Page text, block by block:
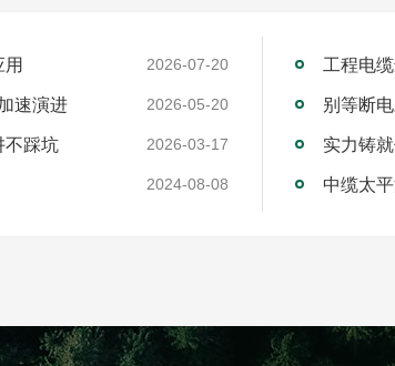
用 2026-07-20 工程电
速演进 2026-05-20 别等断
不踩坑 2026-03-17
2024-08-08 中缆太